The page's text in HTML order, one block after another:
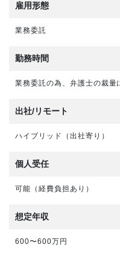
雇用形態
業務委託
勤務時間
業務委託の為、弁護士の裁量
出社/リモート
ハイブリッド（出社寄り）
個人受任
可能（経費負担あり）
想定年収
600〜600万円